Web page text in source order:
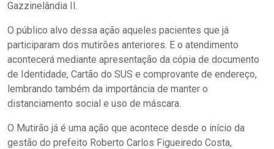
Gazzinelândia II.
O público alvo dessa ação aqueles pacientes que já
participaram dos mutirões anteriores. E o atendimento
acontecerá mediante apresentação da cópia de documento
de Identidade, Cartão do SUS e comprovante de endereço,
lembrando também da importância de manter o
distanciamento social e uso de máscara.
O Mutirão já é uma ação que acontece desde o início da
gestão do prefeito Roberto Carlos Figueiredo Costa,